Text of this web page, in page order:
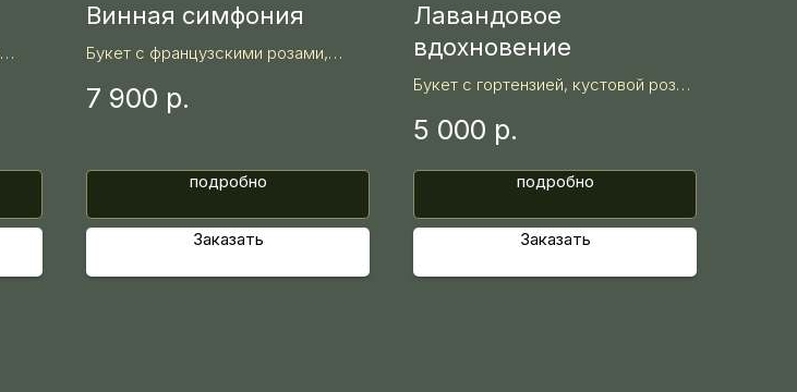
Винная симфония
Букет с французскими розами,
в насыщенной глубокой гамме.
7 900 р.
подробно
Заказать
Лавандовое
вдохновение
Букет с гортензией, кустовой розой
лавандовой гамме.
5 000 р.
подробно
Заказать